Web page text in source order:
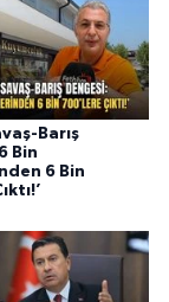
Barış
Bin
6 Bin